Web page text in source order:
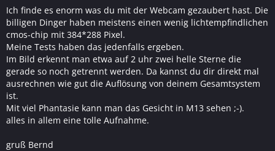
Ich finde es enorm was du mit der Webcam gezaubert hast. Die
billigen Dinger haben meistens einen wenig lichtempfindlichen
cmos-chip mit 384*288 Pixel.
Meine Tests haben das jedenfalls ergeben.
Im Bild erkennt man etwa auf 2 uhr zwei helle Sterne die
gerade so noch getrennt werden. Da kannst du dir direkt mal
ausrechnen wie gut die Auflösung von deinem Gesamtsystem
ist.
Mit viel Phantasie kann man das Gesicht in M13 sehen ;-).
alles in allem eine tolle Aufnahme.
gruß Bernd